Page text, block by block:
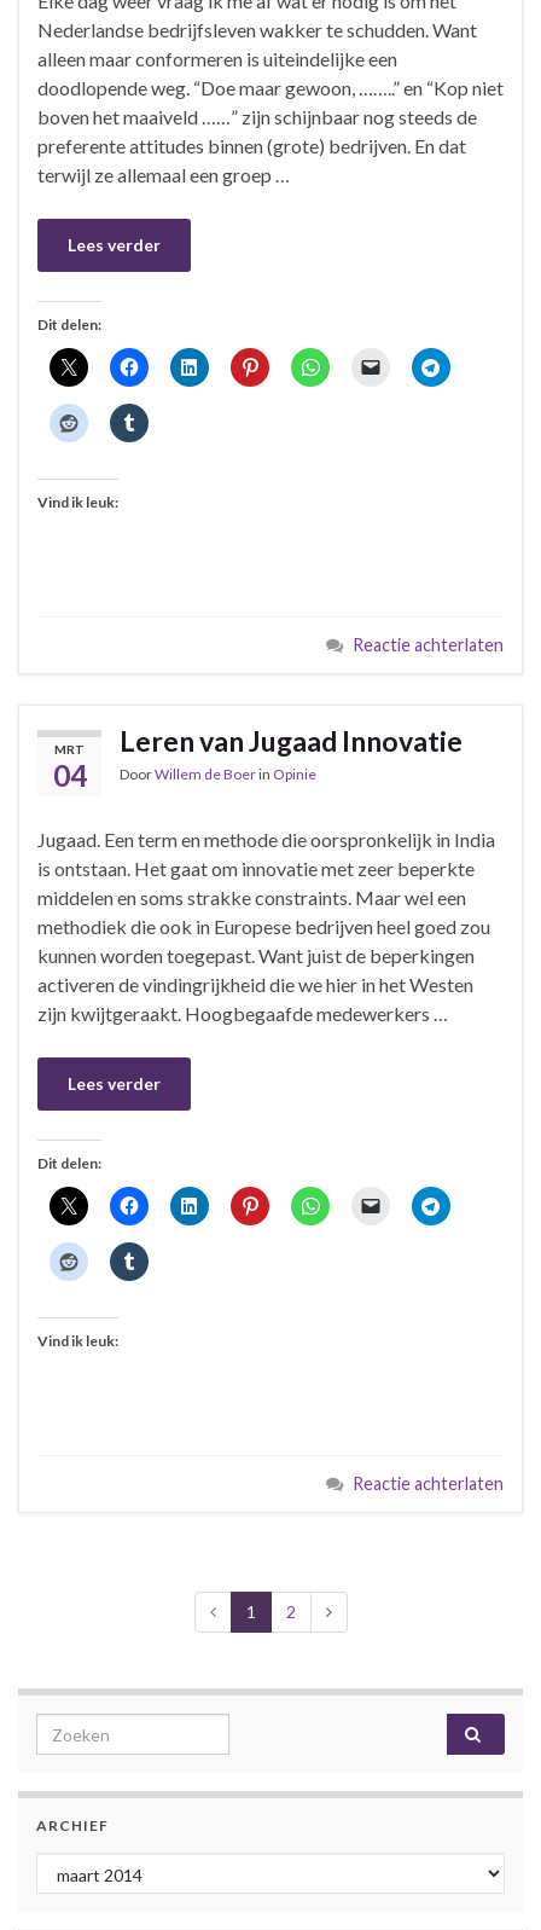
Nederlandse bedrijfsleven wakker te schudden. Want
alleen maar conformeren is uiteindelijke een
doodlopende weg. “Doe maar gewoon, ……..” en “Kop niet
boven het maaiveld ……” zijn schijnbaar nog steeds de
preferente attitudes binnen (grote) bedrijven. En dat
terwijl ze allemaal een groep …
Lees verder
Dit delen:
Vind ik leuk:
Reactie achterlaten
MRT
04
Leren van Jugaad Innovatie
DoorWillem de Boerin Opinie
Jugaad. Een term en methode die oorspronkelijk in India
is ontstaan. Het gaat om innovatie met zeer beperkte
middelen en soms strakke constraints. Maar wel een
methodiek die ook in Europese bedrijven heel goed zou
kunnen worden toegepast. Want juist de beperkingen
activeren de vindingrijkheid die we hier in het Westen
zijn kwijtgeraakt. Hoogbegaafde medewerkers …
Lees verder
Dit delen:
Vind ik leuk:
Reactie achterlaten
1 2
Search for:
ARCHIEF
Archief